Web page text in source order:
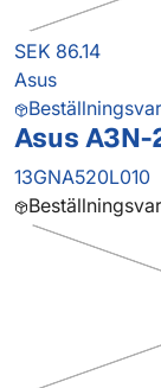
SEK 86.14
Asus
Asus A3N-
13GNA520L010